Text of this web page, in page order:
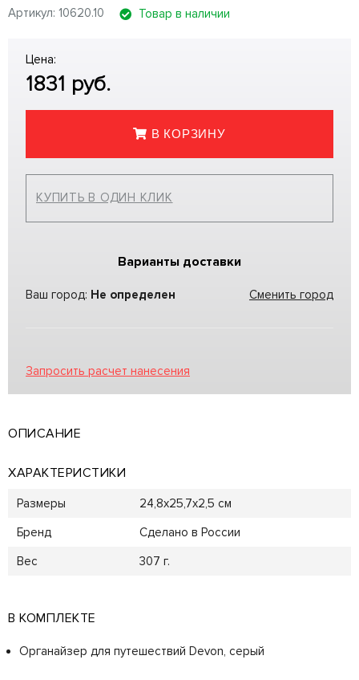
Артикул: 10620.10 Товар в наличии
Цена:
1831 руб.
В КОРЗИНУ
КУПИТЬ В ОДИН КЛИК
Варианты доставки
Ваш город: Не определен Сменить город
Запросить расчет нанесения
ОПИСАНИЕ
ХАРАКТЕРИСТИКИ
Размеры
24,8х25,7х2,5 см
Бренд
Сделано в России
Вес
307 г.
В КОМПЛЕКТЕ
Органайзер для путешествий Devon, серый